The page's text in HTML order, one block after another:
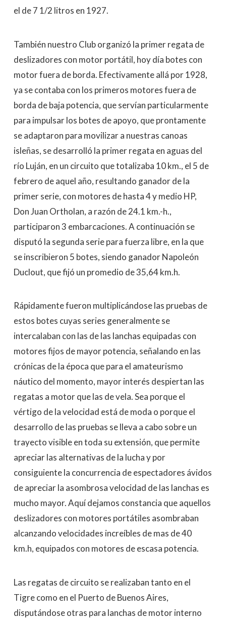
el de 7 1/2 litros en 1927.
También nuestro Club organizó la primer regata de
deslizadores con motor portátil, hoy día botes con
motor fuera de borda. Efectivamente allá por 1928,
ya se contaba con los primeros motores fuera de
borda de baja potencia, que servían particularmente
para impulsar los botes de apoyo, que prontamente
se adaptaron para movilizar a nuestras canoas
isleñas, se desarrolló la primer regata en aguas del
río Luján, en un circuito que totalizaba 10 km., el 5 de
febrero de aquel año, resultando ganador de la
primer serie, con motores de hasta 4 y medio HP,
Don Juan Ortholan, a razón de 24.1 km.-h.,
participaron 3 embarcaciones. A continuación se
disputó la segunda serie para fuerza libre, en la que
se inscribieron 5 botes, siendo ganador Napoleón
Duclout, que fijó un promedio de 35,64 km.h.
Rápidamente fueron multiplicándose las pruebas de
estos botes cuyas series generalmente se
intercalaban con las de las lanchas equipadas con
motores fijos de mayor potencia, señalando en las
crónicas de la época que para el amateurismo
náutico del momento, mayor interés despiertan las
regatas a motor que las de vela. Sea porque el
vértigo de la velocidad está de moda o porque el
desarrollo de las pruebas se lleva a cabo sobre un
trayecto visible en toda su extensión, que permite
apreciar las alternativas de la lucha y por
consiguiente la concurrencia de espectadores ávidos
de apreciar la asombrosa velocidad de las lanchas es
mucho mayor. Aquí dejamos constancia que aquellos
deslizadores con motores portátiles asombraban
alcanzando velocidades increíbles de mas de 40
km.h, equipados con motores de escasa potencia.
Las regatas de circuito se realizaban tanto en el
Tigre como en el Puerto de Buenos Aires,
disputándose otras para lanchas de motor interno